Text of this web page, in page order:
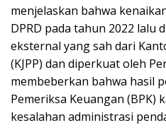
menjelaskan bahwa
DPRD pada tahun 2022 lalu
eksternal yang sah dari
(KJPP) dan diperkuat oleh
membeberkan bahwa hasil
Pemeriksa Keuangan (BPK)
kesalahan administrasi